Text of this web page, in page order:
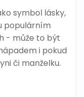
symbol lásky,
populárním
- může to být
i pokud
či manželku.